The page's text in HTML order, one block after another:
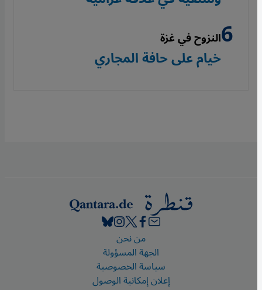
النزوح في غزة
خيام على حافة المجاري
Footer
من نحن
الجهة المسؤولة
سياسة الخصوصية
إعلان إمكانية الوصول